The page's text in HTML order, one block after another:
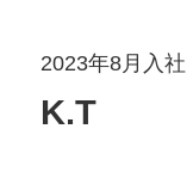
2023年8月入社
K.T